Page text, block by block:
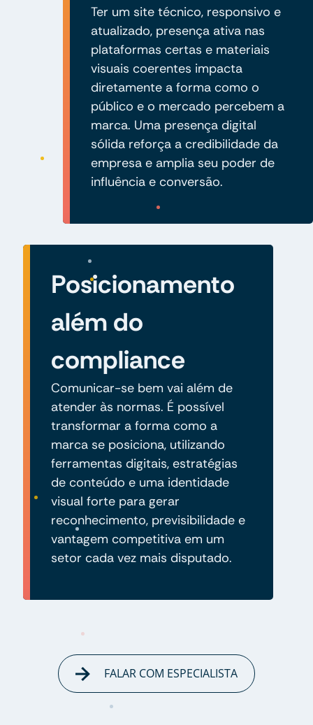
Ter um site técnico, responsivo e
atualizado, presença ativa nas
plataformas certas e materiais
visuais coerentes impacta
diretamente a forma como o
público e o mercado percebem a
marca. Uma presença digital
sólida reforça a credibilidade da
empresa e amplia seu poder de
influência e conversão.
Posicionamento
além do
compliance
Comunicar-se bem vai além de
atender às normas. É possível
transformar a forma como a
marca se posiciona, utilizando
ferramentas digitais, estratégias
de conteúdo e uma identidade
visual forte para gerar
reconhecimento, previsibilidade e
vantagem competitiva em um
setor cada vez mais disputado.
FALAR COM ESPECIALISTA